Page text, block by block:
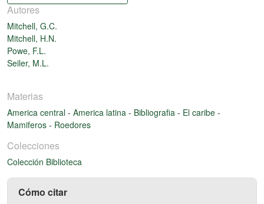
Autores
Mitchell, G.C.
Mitchell, H.N.
Powe, F.L.
Seiler, M.L.
Materias
America central - America latina - Bibliografia - El caribe -
Mamiferos - Roedores
Colecciones
Colección Biblioteca
Cómo citar